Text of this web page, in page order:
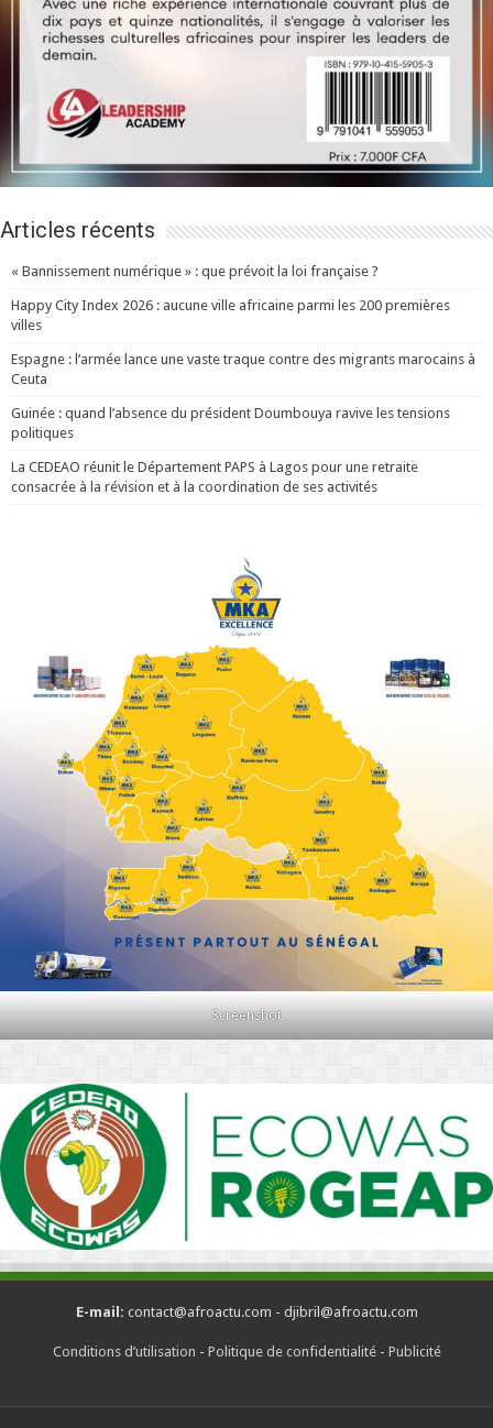
Articles récents
« Bannissement numérique » : que prévoit la loi française ?
Happy City Index 2026 : aucune ville africaine parmi les 200 premières
villes
Espagne : l’armée lance une vaste traque contre des migrants marocains à
Ceuta
Guinée : quand l’absence du président Doumbouya ravive les tensions
politiques
La CEDEAO réunit le Département PAPS à Lagos pour une retraite
consacrée à la révision et à la coordination de ses activités
Screenshot
E-mail: contact@afroactu.com - djibril@afroactu.com
Conditions d’utilisation - Politique de confidentialité- Publicité